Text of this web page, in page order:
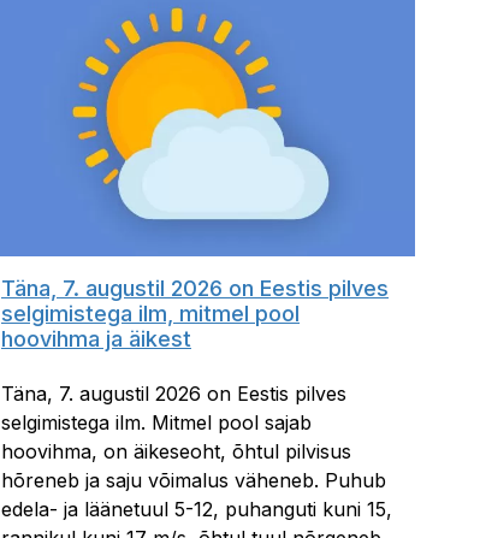
Täna, 7. augustil 2026 on Eestis pilves
selgimistega ilm, mitmel pool
hoovihma ja äikest
Täna, 7. augustil 2026 on Eestis pilves
selgimistega ilm. Mitmel pool sajab
hoovihma, on äikeseoht, õhtul pilvisus
hõreneb ja saju võimalus väheneb. Puhub
edela- ja läänetuul 5-12, puhanguti kuni 15,